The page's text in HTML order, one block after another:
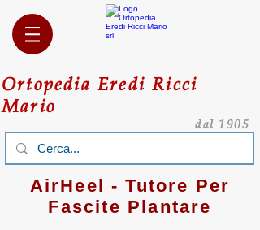
Ortopedia Eredi Ricci
Mario
dal 1905
AirHeel - Tutore Per
Fascite Plantare